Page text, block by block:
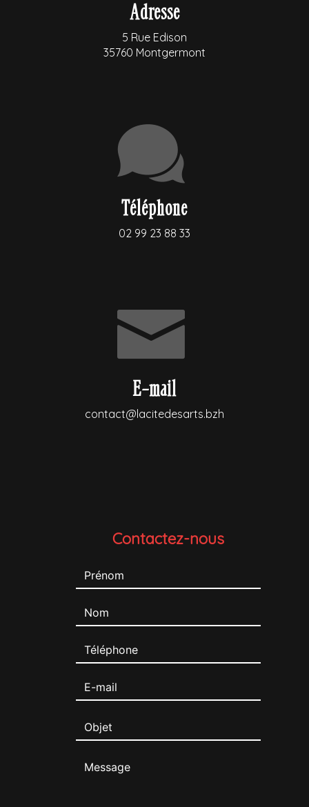
Adresse
5 Rue Edison
35760 Montgermont
Téléphone
02 99 23 88 33
E-mail
contact@lacitedesarts.bzh
Contactez-nous